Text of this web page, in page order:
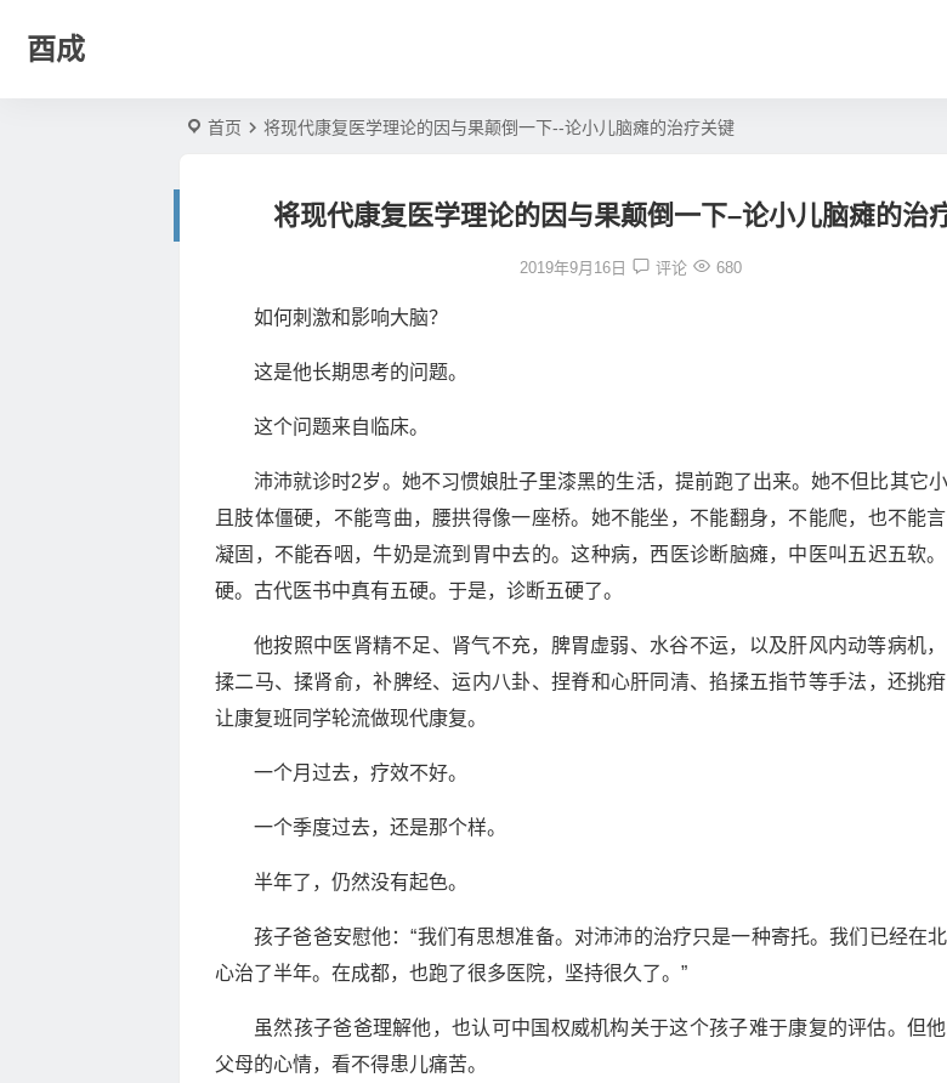
酉成
首页 将现代康复医学理论的因与果颠倒一下--论小儿脑瘫的治疗关键
将现代康复医学理论的因与果颠倒一下–论小儿脑瘫的治
2019年9月16日 评论 680
如何刺激和影响大脑？
这是他长期思考的问题。
这个问题来自临床。
沛沛就诊时2岁。她不习惯娘肚子里漆黑的生活，提前跑了出来。她不但比其它
且肢体僵硬，不能弯曲，腰拱得像一座桥。她不能坐，不能翻身，不能爬，也不能
凝固，不能吞咽，牛奶是流到胃中去的。这种病，西医诊断脑瘫，中医叫五迟五软
硬。古代医书中真有五硬。于是，诊断五硬了。
他按照中医肾精不足、肾气不充，脾胃虚弱、水谷不运，以及肝风内动等病机，
揉二马、揉肾俞，补脾经、运内八卦、捏脊和心肝同清、掐揉五指节等手法，还挑
让康复班同学轮流做现代康复。
一个月过去，疗效不好。
一个季度过去，还是那个样。
半年了，仍然没有起色。
孩子爸爸安慰他：“我们有思想准备。对沛沛的治疗只是一种寄托。我们已经在
心治了半年。在成都，也跑了很多医院，坚持很久了。”
虽然孩子爸爸理解他，也认可中国权威机构关于这个孩子难于康复的评估。但
父母的心情，看不得患儿痛苦。